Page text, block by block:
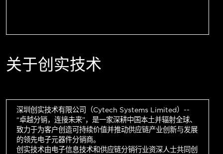
关于创实技术
深圳创实技术有限公司（Cytech Systems Limited）--
“卓越分销，连接未来”，是一家深耕中国本土并辐射全球、
致力于为客户创造可持续价值并推动供应链产业创新与发展
的领先电子元器件分销商。
创实技术由电子信息技术和供应链分销行业资深人士共同创